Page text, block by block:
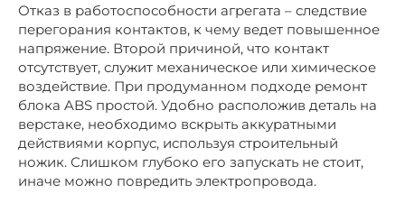
Отказ в работоспособности агрегата – следствие
перегорания контактов, к чему ведет повышенное
напряжение. Второй причиной, что контакт
отсутствует, служит механическое или химическое
воздействие. При продуманном подходе ремонт
блока ABS простой. Удобно расположив деталь на
верстаке, необходимо вскрыть аккуратными
действиями корпус, используя строительный
ножик. Слишком глубоко его запускать не стоит,
иначе можно повредить электропровода.